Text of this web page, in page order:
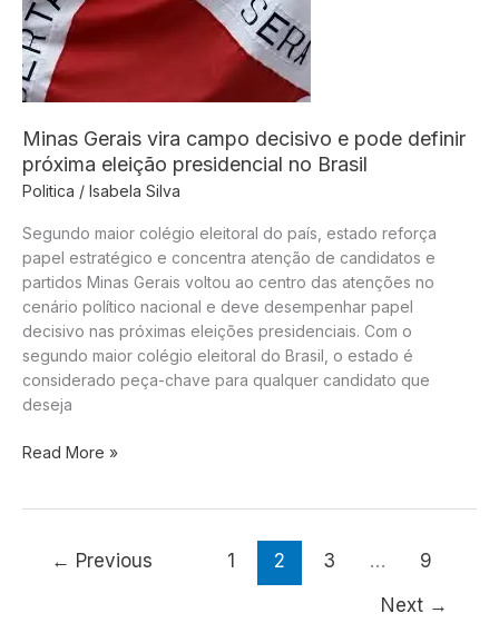
debate
sobre
custo
e
transição
Minas Gerais vira campo decisivo e pode definir
próxima eleição presidencial no Brasil
Politica / Isabela Silva
Segundo maior colégio eleitoral do país, estado reforça
papel estratégico e concentra atenção de candidatos e
partidos Minas Gerais voltou ao centro das atenções no
cenário político nacional e deve desempenhar papel
decisivo nas próximas eleições presidenciais. Com o
segundo maior colégio eleitoral do Brasil, o estado é
considerado peça-chave para qualquer candidato que
deseja
Minas
decisivo
Read More »
← Previous 1 2 3 …
9
Next →